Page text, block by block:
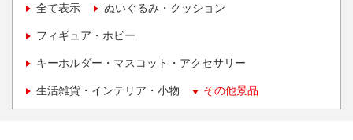
全て表示 ぬいぐるみ・クッション
フィギュア・ホビー
キーホルダー・マスコット・アクセサリー
生活雑貨・インテリア・小物 その他景品